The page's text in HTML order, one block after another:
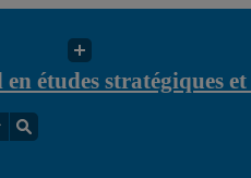
études stratégiques